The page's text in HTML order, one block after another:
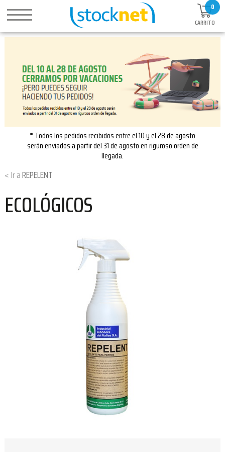
0
CARRITO
* Todos los pedidos recibidos entre el 10 y el 28 de agosto
serán enviados a partir del 31 de agosto en riguroso orden de
llegada.
REPELENT
ECOLÓGICOS